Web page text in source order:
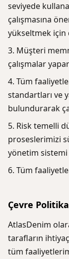
seviyede
çalışmasına
yükseltmek için
Müşteri
çalışmalar
Tüm
standartları ve
bulundurarak
Risk temelli
proseslerimizi
yönetim sistemi
Tüm
Çevre
AtlasDenim
tarafların
tüm